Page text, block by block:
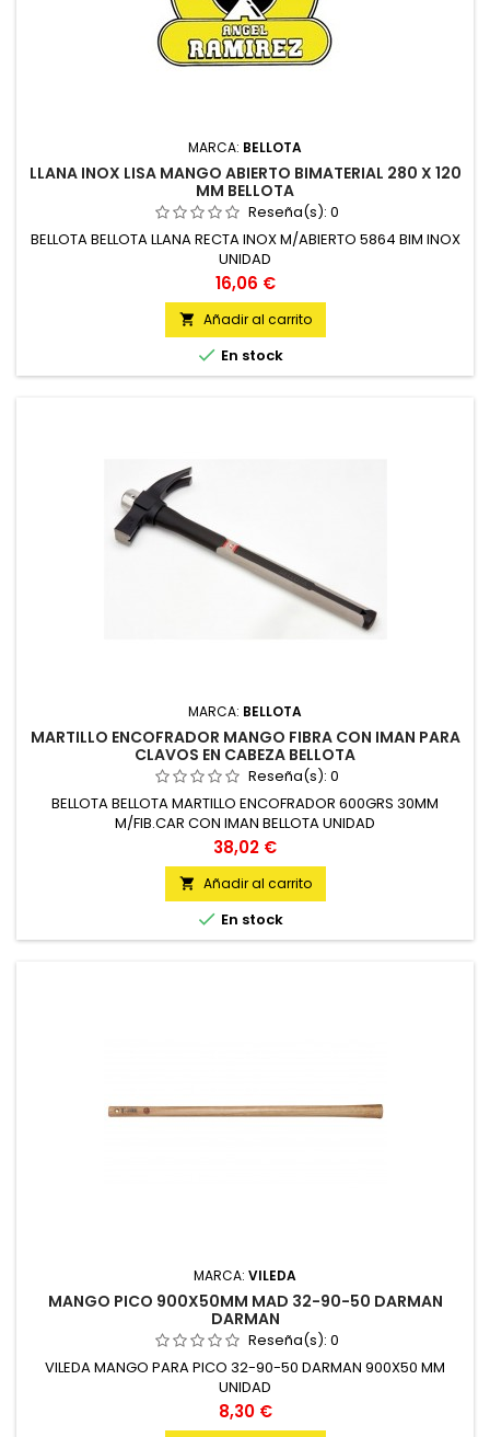
MARCA: BELLOTA
LLANA INOX LISA MANGO ABIERTO BIMATERIAL 280 X 120
MM BELLOTA
Reseña(s): 0
BELLOTA BELLOTA LLANA RECTA INOX M/ABIERTO 5864 BIM INOX
UNIDAD
Precio
16,06 €
 Añadir al carrito
 En stock
MARCA: BELLOTA
MARTILLO ENCOFRADOR MANGO FIBRA CON IMAN PARA
CLAVOS EN CABEZA BELLOTA
Reseña(s): 0
BELLOTA BELLOTA MARTILLO ENCOFRADOR 600GRS 30MM
M/FIB.CAR CON IMAN BELLOTA UNIDAD
Precio
38,02 €
 Añadir al carrito
 En stock
MARCA: VILEDA
MANGO PICO 900X50MM MAD 32-90-50 DARMAN
DARMAN
Reseña(s): 0
VILEDA MANGO PARA PICO 32-90-50 DARMAN 900X50 MM
UNIDAD
Precio
8,30 €